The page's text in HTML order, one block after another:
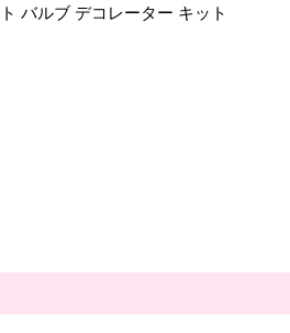
バルブ デコレーター キット